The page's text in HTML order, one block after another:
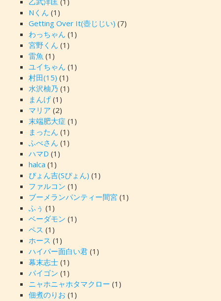
Nくん (1)
Getting Over It(壺じじい) (7)
わっちゃん (1)
宮野くん (1)
雷魚 (1)
ユイちゃん (1)
村田(15) (1)
水沢柚乃 (1)
まんげ(1)
マリア (2)
末端肥大症 (1)
まったん (1)
ふべさん (1)
ハマD (1)
halca (1)
ぴょん吉(Sぴょん) (1)
ファルコン (1)
ブーメランパンティー間宮 (1)
ふぅ (1)
ベーダモン (1)
ペス (1)
ホース (1)
ハイパー面白い君(1)
幕末志士(1)
パイゴン (1)
ニャホニャホタマクロー (1)
佃煮のりお (1)